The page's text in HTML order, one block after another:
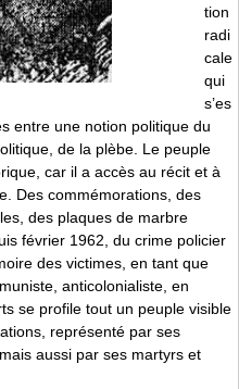
tion
radi
cale
qui
s’es
entre une notion politique du
de la plèbe. Le peuple
car il a accès au récit et à
Des commémorations, des
des plaques de marbre
février 1962, du crime policier
des victimes, en tant que
anticolonialiste, en
se profile tout un peuple visible
représenté par ses
aussi par ses martyrs et